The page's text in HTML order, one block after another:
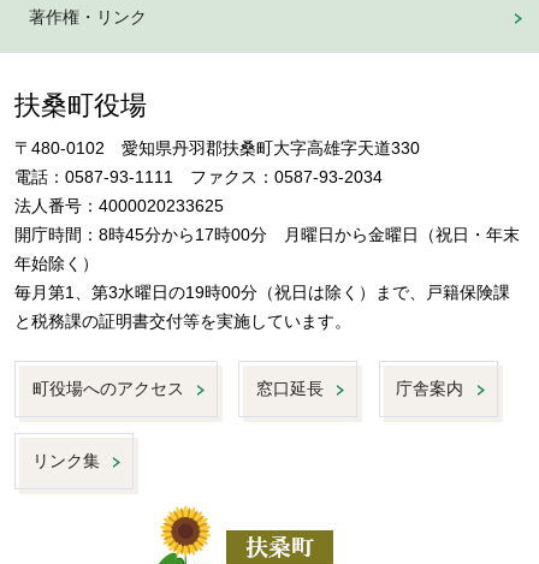
著作権・リンク
扶桑町役場
〒480-0102 愛知県丹羽郡扶桑町大字高雄字天道330
電話：0587-93-1111 ファクス：0587-93-2034
法人番号：4000020233625
開庁時間：8時45分から17時00分 月曜日から金曜日（祝日・年末
年始除く）
毎月第1、第3水曜日の19時00分（祝日は除く）まで、戸籍保険課
と税務課の証明書交付等を実施しています。
町役場へのアクセス 窓口延長 庁舎案内
リンク集